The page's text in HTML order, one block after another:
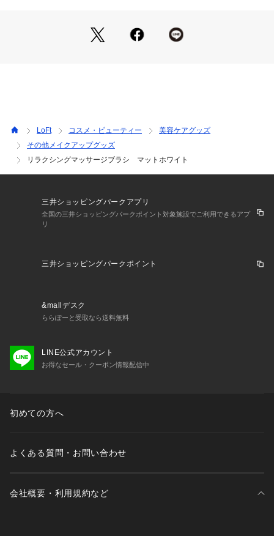
LoFt コスメ・ビューティー
美容ケアグッズ
その他メイクアップグッズ
リラクシングマッサージブラシ マットホワイト
三井ショッピングパークアプリ
全国の三井ショッピングパークポイント対象施設でご利用できるアプ
リ
三井ショッピングパークポイント
&mallデスク
ららぽーと受取なら送料無料
LINE公式アカウント
お得なセール・クーポン情報配信中
初めての方へ
よくある質問・お問い合わせ
会社概要・利用規約など